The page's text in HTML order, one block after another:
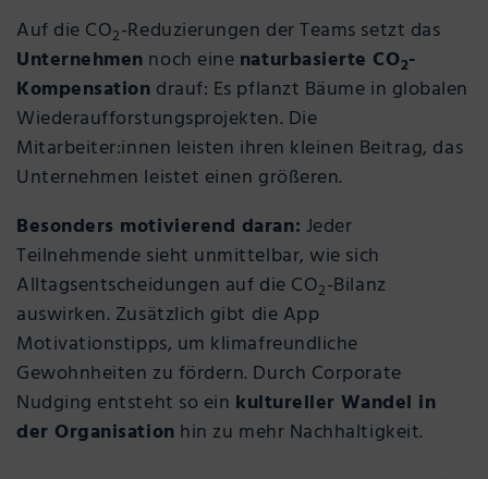
Auf die CO2-Reduzierungen der Teams setzt das
Unternehmen noch eine naturbasierte CO2-
Kompensation drauf: Es pflanzt Bäume in globalen
Wiederaufforstungsprojekten. Die
Mitarbeiter:innen leisten ihren kleinen Beitrag, das
Unternehmen leistet einen größeren.
Besonders motivierend daran: Jeder
Teilnehmende sieht unmittelbar, wie sich
Alltagsentscheidungen auf die CO2-Bilanz
auswirken. Zusätzlich gibt die App
Motivationstipps, um klimafreundliche
Gewohnheiten zu fördern. Durch Corporate
Nudging entsteht so ein kultureller Wandel in
der Organisation hin zu mehr Nachhaltigkeit.